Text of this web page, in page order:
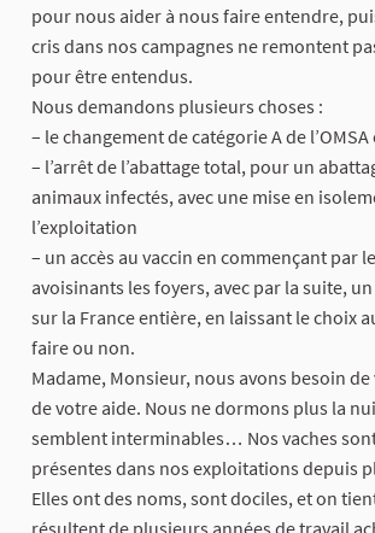
pour nous aider à nous faire entendre,
cris dans nos campagnes ne remontent
pour être entendus.
Nous demandons plusieurs choses :
– le changement de catégorie A de l’OMSA
– l’arrêt de l’abattage total, pour un
animaux infectés, avec une mise en
l’exploitation
– un accès au vaccin en commençant par
avoisinants les foyers, avec par la suite,
sur la France entière, en laissant le choix
faire ou non.
Madame, Monsieur, nous avons besoin
de votre aide. Nous ne dormons plus la
semblent interminables… Nos vaches
présentes dans nos exploitations depuis
Elles ont des noms, sont dociles, et on